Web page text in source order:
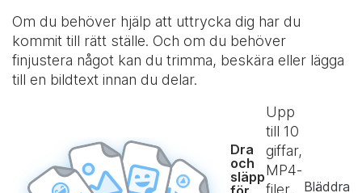
Om du behöver hjälp att uttrycka dig har du
kommit till rätt ställe. Och om du behöver
finjustera något kan du trimma, beskära eller lägga
till en bildtext innan du delar.
Dra
och
släpp
Upp
till 10
giffar,
MP4-
filer,
Bläddra